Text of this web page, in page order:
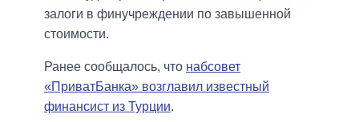
залоги в финучреждении по завышенной
стоимости.
Ранее сообщалось, что набсовет
«ПриватБанка» возглавил известный
финансист из Турции.